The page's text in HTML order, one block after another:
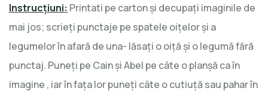
Instrucţiuni: Printati pe carton şi decupaţi imaginile de
mai jos; scrieţi punctaje pe spatele oiţelor şi a
legumelor în afară de una- lăsaţi o oiţă şi o legumă fără
punctaj. Puneţi pe Cain şi Abel pe câte o planşă ca în
imagine , iar în faţa lor puneţi câte o cutiuţă sau pahar în